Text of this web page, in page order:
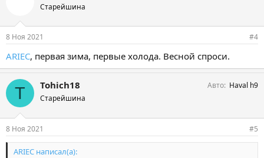
Старейшина
8 Ноя 2021 #4
ARIEC, первая зима, первые холода. Весной спроси.
T Tohich18
Старейшина
Авто Haval h9
8 Ноя 2021 #5
ARIEC написал(а):